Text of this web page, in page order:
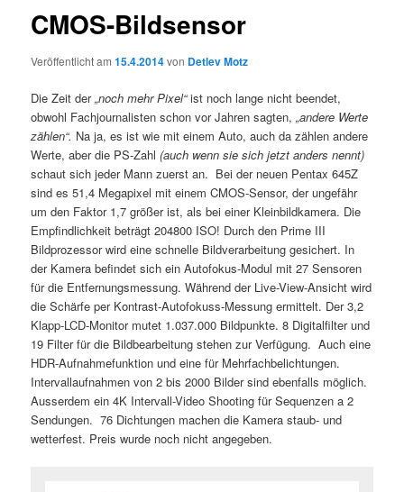
CMOS-Bildsensor
Veröffentlicht am15.4.2014von Detlev Motz
Die Zeit der„noch mehr Pixel“ist noch lange nicht beendet,
obwohl Fachjournalisten schon vor Jahren sagten,„andere Werte
zählen“. Na ja, es ist wie mit einem Auto, auch da zählen andere
Werte, aber die PS-Zahl(auch wenn sie sich jetzt anders nennt)
schaut sich jeder Mann zuerst an. Bei der neuen Pentax 645Z
sind es 51,4 Megapixel mit einem CMOS-Sensor, der ungefähr
um den Faktor 1,7 größer ist, als bei einer Kleinbildkamera. Die
Empfindlichkeit beträgt 204800 ISO! Durch den Prime III
Bildprozessor wird eine schnelle Bildverarbeitung gesichert. In
der Kamera befindet sich ein Autofokus-Modul mit 27 Sensoren
für die Entfernungsmessung. Während der Live-View-Ansicht wird
die Schärfe per Kontrast-Autofokuss-Messung ermittelt. Der 3,2
Klapp-LCD-Monitor mutet 1.037.000 Bildpunkte. 8 Digitalfilter und
19 Filter für die Bildbearbeitung stehen zur Verfügung. Auch eine
HDR-Aufnahmefunktion und eine für Mehrfachbelichtungen.
Intervallaufnahmen von 2 bis 2000 Bilder sind ebenfalls möglich.
Ausserdem ein 4K Intervall-Video Shooting für Sequenzen a 2
Sendungen. 76 Dichtungen machen die Kamera staub- und
wetterfest. Preis wurde noch nicht angegeben.